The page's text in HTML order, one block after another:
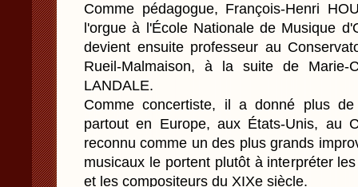
Comme pédagogue, François-Henri
l'orgue à l'École Nationale de Musique
devient ensuite professeur au
Rueil-Malmaison, à la suite de Marie-
LANDALE.
Comme concertiste, il a donné plus
partout en Europe, aux États-Unis, au
reconnu comme un des plus grands
musicaux le portent plutôt à interpréter
et les compositeurs du XIXe siècle.